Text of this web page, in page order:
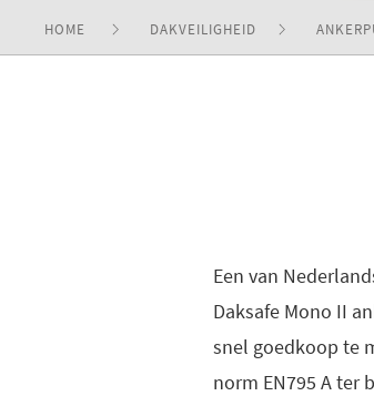
HOME DAKVEILIGHEID
Een van
Daksafe Mono II
snel goedkoop te
norm EN795 A ter